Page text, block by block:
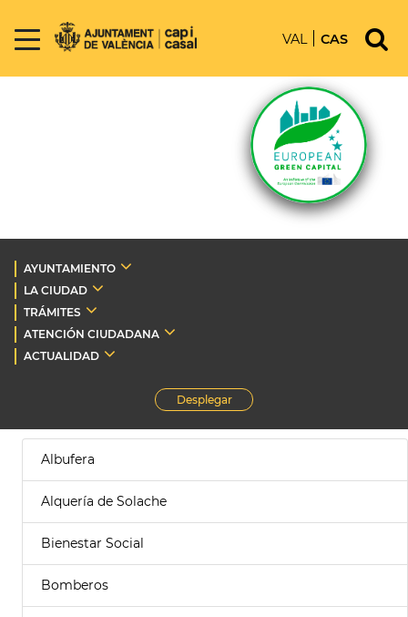
VAL CAS
AYUNTAMIENTO
LA CIUDAD
TRÁMITES
ATENCIÓN CIUDADANA
ACTUALIDAD
Desplegar
Albufera
Alquería de Solache
Bienestar Social
Bomberos